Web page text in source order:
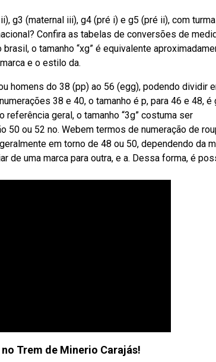
g3 (maternal iii), g4 (pré i) e g5 (pré ii), com
Confira as tabelas de conversões de
o tamanho “xg” é equivalente
e o estilo da.
homens do 38 (pp) ao 56 (egg), podendo dividir
38 e 40, o tamanho é p, para 46 e 48, é
referência geral, o tamanho “3g” costuma ser
50 ou 52 no. Webem termos de numeração de
em torno de 48 ou 50, dependendo da
de uma marca para outra, e a. Dessa forma, é
Trem de Minerio Carajás!